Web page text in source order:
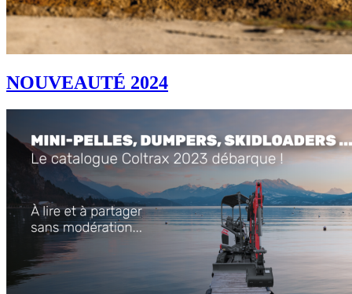
NOUVEAUTÉ 2024